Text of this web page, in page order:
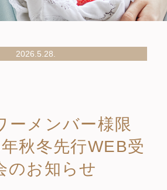
2026.5.28.
ーメンバー様限
秋冬先行WEB受
のお知らせ